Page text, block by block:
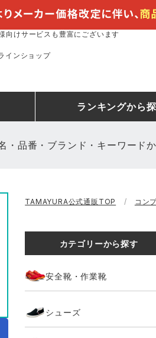
向けサービスも豊富にございます
インショップ
ェア 作業用ポロ
作業用小
空調服シリー
電熱ウェ
ランキングから
コンプレッショ
アイズフロンテ
ジーベック ラン
桑和
ボンマックス
日進ゴム ハ
飲食店ユニフォー
医療白衣・介護服
・品番・ブランド・キーワード
TAMAYURA公式通販TOP コン
カテゴリーから探す
安全靴・作業靴
シューズ